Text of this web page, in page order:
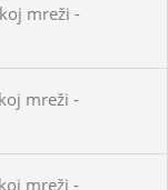
mreži -
mreži -
mreži -